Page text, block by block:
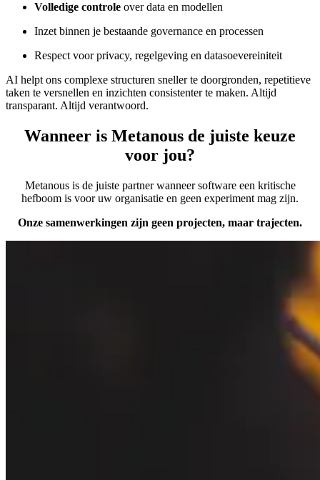
Volledige controle over data en modellen
Inzet binnen je bestaande governance en processen
Respect voor privacy, regelgeving en datasoevereiniteit
AI helpt ons complexe structuren sneller te doorgronden, repetitieve
taken te versnellen en inzichten consistenter te maken. Altijd
transparant. Altijd verantwoord.
Wanneer is Metanous de juiste keuze
voor jou?
Metanous is de juiste partner wanneer software een kritische
hefboom is voor uw organisatie en geen experiment mag zijn.
Onze samenwerkingen zijn geen projecten, maar trajecten.